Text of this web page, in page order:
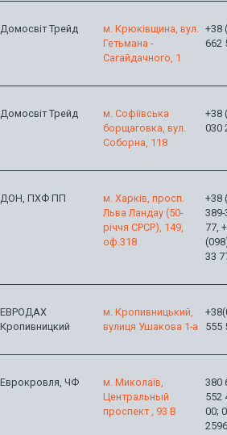
Домосвіт Трейд
м. Крюківщина, вул.
Гетьмана -
Сагайдачного, 1
+38
662
Домосвіт Трейд
м. Софіївська
борщаговка, вул.
Соборна, 118
+38
030
ДОН, ПХФ ПП
м. Харків, просп.
Льва Ландау (50-
річчя СРСР), 149,
оф.318
+38
389-
77,
33
ЕВРОДАХ
Кропивницкий
м. Кропивницький,
вулиця Ушакова 1-а
555
Еврокровля, ЧФ
м. Миколаїв,
Центральный
проспект , 93 В
380
552
00;